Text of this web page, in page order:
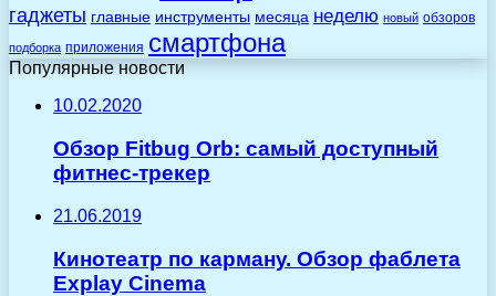
гаджеты главные инструменты месяца неделю новый обзоров
подборка приложения смартфона
Популярные новости
10.02.2020
Обзор Fitbug Orb: самый доступный
фитнес-трекер
21.06.2019
Кинотеатр по карману. Обзор фаблета
Explay Cinema